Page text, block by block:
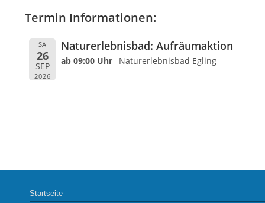
Termin Informationen:
SA
26
SEP
2026
Naturerlebnisbad: Aufräumaktion
ab 09:00 Uhr Naturerlebnisbad Egling
Startseite